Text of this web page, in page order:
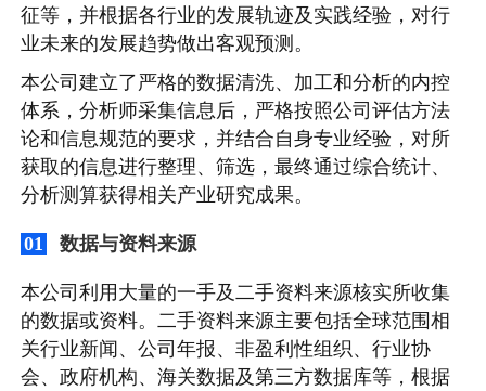
征等，并根据各行业的发展轨迹及实践经验，对行
业未来的发展趋势做出客观预测。
本公司建立了严格的数据清洗、加工和分析的内控
体系，分析师采集信息后，严格按照公司评估方法
论和信息规范的要求，并结合自身专业经验，对所
获取的信息进行整理、筛选，最终通过综合统计、
分析测算获得相关产业研究成果。
01 数据与资料来源
本公司利用大量的一手及二手资料来源核实所收集
的数据或资料。二手资料来源主要包括全球范围相
关行业新闻、公司年报、非盈利性组织、行业协
会、政府机构、海关数据及第三方数据库等，根据